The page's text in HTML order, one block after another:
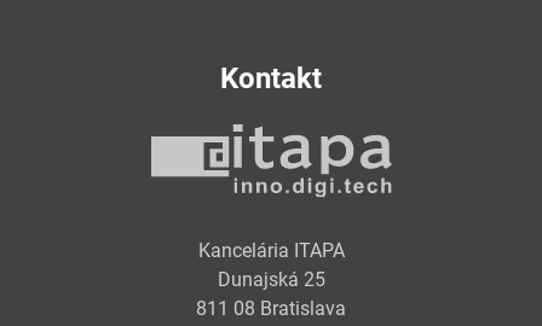
Kontakt
Kancelária ITAPA
Dunajská 25
811 08 Bratislava